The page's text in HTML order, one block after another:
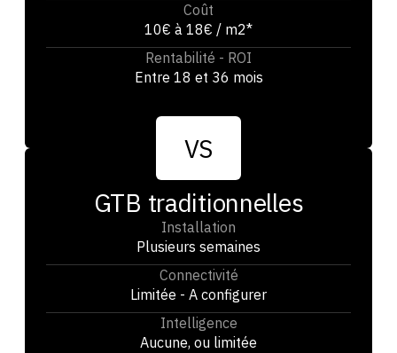
Coût
10€ à 18€ / m2*
Rentabilité - ROI
Entre 18 et 36 mois
GTB traditionnelles
Installation
Plusieurs semaines
Connectivité
Limitée - A configurer
Intelligence
Aucune, ou limitée
VS